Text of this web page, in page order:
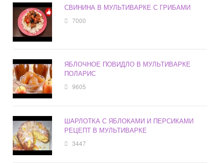
СВИНИНА В МУЛЬТИВАРКЕ С ГРИБАМИ
7000
ЯБЛОЧНОЕ ПОВИДЛО В МУЛЬТИВАРКЕ
ПОЛАРИС
9605
ШАРЛОТКА С ЯБЛОКАМИ И ПЕРСИКАМИ
РЕЦЕПТ В МУЛЬТИВАРКЕ
3447